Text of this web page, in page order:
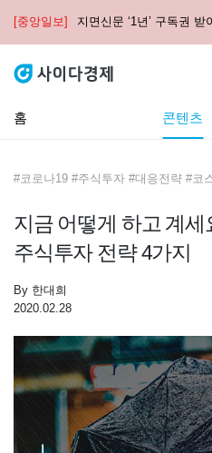
[중앙일보] 지면신문 ‘1년’ 구독권 받
홈 콘텐츠
#코로나19 #주식투자 #대응전략 #코
지금 어떻게 하고 계세
주식투자 전략 4가지
By 한대희
2020.02.28